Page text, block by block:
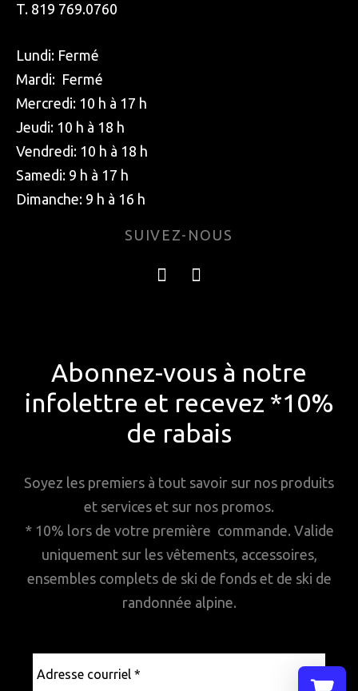
T. 819 769.0760
Lundi: Fermé
Mardi: Fermé
Mercredi: 10 h à 17 h
Jeudi: 10 h à 18 h
Vendredi: 10 h à 18 h
Samedi: 9 h à 17 h
Dimanche: 9 h à 16 h
SUIVEZ-NOUS
Abonnez-vous à notre
infolettre et recevez *10%
de rabais
Soyez les premiers à tout savoir sur nos produits
et services et sur nos promos.
* 10% lors de votre première commande. Valide
uniquement sur les vêtements, accessoires,
ensembles complets de ski de fonds et de ski de
randonnée alpine.
courriel